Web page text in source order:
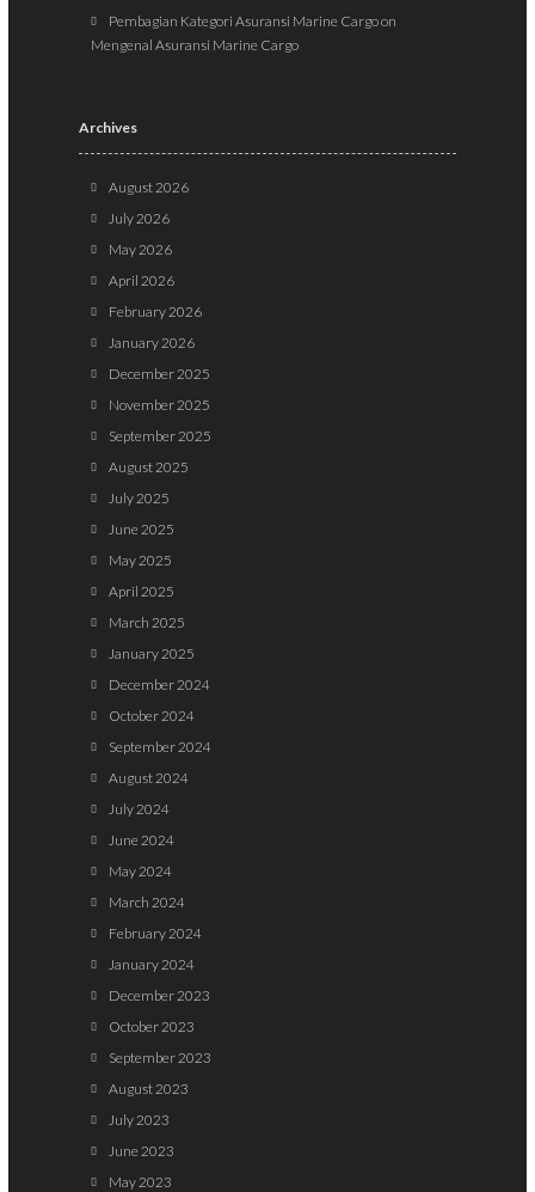
Pembagian Kategori Asuransi Marine Cargoon
Mengenal Asuransi Marine Cargo
Archives
August 2026
July 2026
May 2026
April 2026
February 2026
January 2026
December 2025
November 2025
September 2025
August 2025
July 2025
June 2025
May 2025
April 2025
March 2025
January 2025
December 2024
October 2024
September 2024
August 2024
July 2024
June 2024
May 2024
March 2024
February 2024
January 2024
December 2023
October 2023
September 2023
August 2023
July 2023
June 2023
May 2023